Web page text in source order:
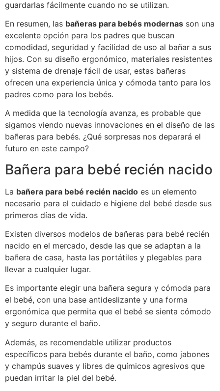
guardarlas fácilmente cuando no se utilizan.
En resumen, las bañeras para bebés modernas son una
excelente opción para los padres que buscan
comodidad, seguridad y facilidad de uso al bañar a sus
hijos. Con su diseño ergonómico, materiales resistentes
y sistema de drenaje fácil de usar, estas bañeras
ofrecen una experiencia única y cómoda tanto para los
padres como para los bebés.
A medida que la tecnología avanza, es probable que
sigamos viendo nuevas innovaciones en el diseño de las
bañeras para bebés. ¿Qué sorpresas nos deparará el
futuro en este campo?
Bañera para bebé recién nacido
La bañera para bebé recién nacido es un elemento
necesario para el cuidado e higiene del bebé desde sus
primeros días de vida.
Existen diversos modelos de bañeras para bebé recién
nacido en el mercado, desde las que se adaptan a la
bañera de casa, hasta las portátiles y plegables para
llevar a cualquier lugar.
Es importante elegir una bañera segura y cómoda para
el bebé, con una base antideslizante y una forma
ergonómica que permita que el bebé se sienta cómodo
y seguro durante el baño.
Además, es recomendable utilizar productos
específicos para bebés durante el baño, como jabones
y champús suaves y libres de químicos agresivos que
puedan irritar la piel del bebé.